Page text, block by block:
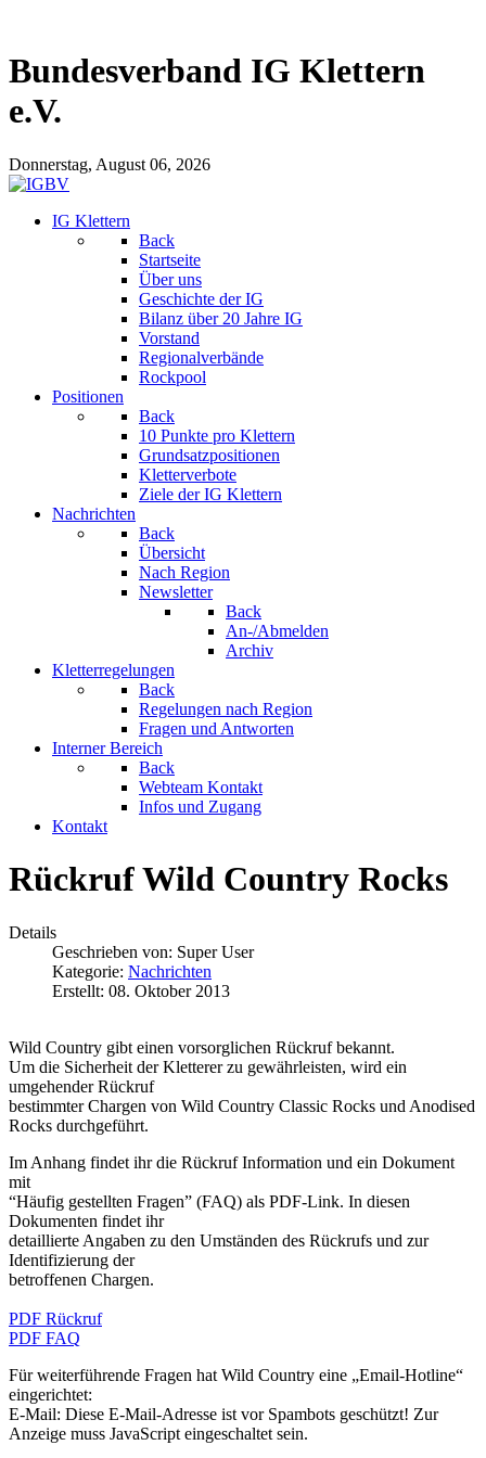
Bundesverband IG Klettern
e.V.
Donnerstag, August 06, 2026
IG Klettern
Back
Startseite
Über uns
Geschichte der IG
Bilanz über 20 Jahre IG
Vorstand
Regionalverbände
Rockpool
Positionen
Back
10 Punkte pro Klettern
Grundsatzpositionen
Kletterverbote
Ziele der IG Klettern
Nachrichten
Back
Übersicht
Nach Region
Newsletter
Back
An-/Abmelden
Archiv
Kletterregelungen
Back
Regelungen nach Region
Fragen und Antworten
Interner Bereich
Back
Webteam Kontakt
Infos und Zugang
Kontakt
Rückruf Wild Country Rocks
Details
Geschrieben von: Super User
Kategorie: Nachrichten
Erstellt: 08. Oktober 2013
Wild Country gibt einen vorsorglichen Rückruf bekannt.
Um die Sicherheit der Kletterer zu gewährleisten, wird ein
umgehender Rückruf
bestimmter Chargen von Wild Country Classic Rocks und Anodised
Rocks durchgeführt.
Im Anhang findet ihr die Rückruf Information und ein Dokument
mit
“Häufig gestellten Fragen” (FAQ) als PDF-Link. In diesen
Dokumenten findet ihr
detaillierte Angaben zu den Umständen des Rückrufs und zur
Identifizierung der
betroffenen Chargen.
PDF Rückruf
PDF FAQ
Für weiterführende Fragen hat Wild Country eine „Email-Hotline“
eingerichtet:
E-Mail: Diese E-Mail-Adresse ist vor Spambots geschützt! Zur
Anzeige muss JavaScript eingeschaltet sein.